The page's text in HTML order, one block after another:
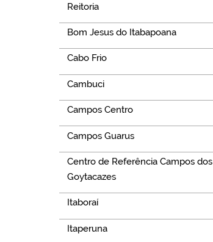
Reitoria
Bom Jesus do Itabapoana
Cabo Frio
Cambuci
Campos Centro
Campos Guarus
Centro de Referência Campos dos
Goytacazes
Itaboraí
Itaperuna